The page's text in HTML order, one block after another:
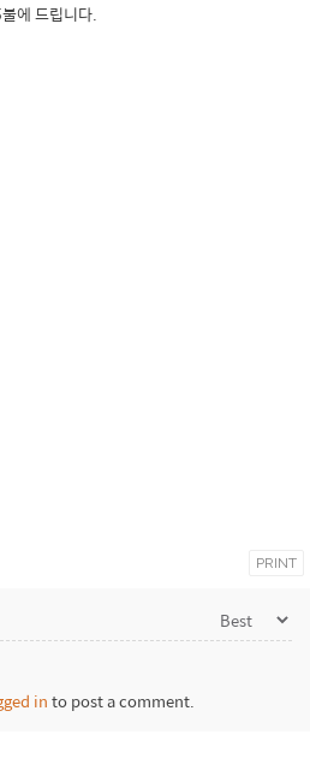
에 드립니다.
PRINT
into post a comment.